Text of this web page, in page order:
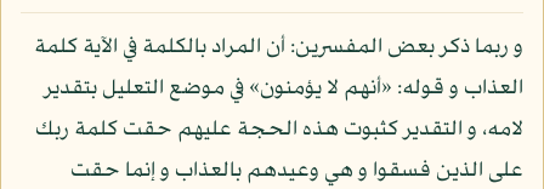
و ربما ذكر بعض المفسرين: أن المراد بالكلمة في الآية كلمة
العذاب و قوله: «أنهم لا يؤمنون» في موضع التعليل بتقدير
لامه، و التقدير كثبوت هذه الحجة عليهم حقت كلمة ربك
على الذين فسقوا و هي وعيدهم بالعذاب و إنما حقت